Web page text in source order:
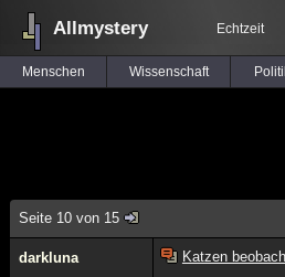
Allmystery Echtzeit
Menschen Wissenschaft
Seite 10 von 15
darkluna Katzen